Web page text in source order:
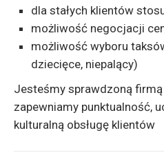
dla stałych klientów
możliwość negocjacji
możliwość wyboru
dziecięce, niepalący)
Jesteśmy sprawdzoną
zapewniamy punktualność,
kulturalną obsługę klientów